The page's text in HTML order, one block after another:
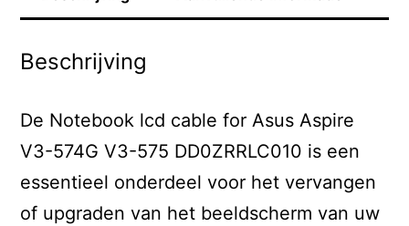
Beschrijving
De Notebook lcd cable for Asus Aspire
V3-574G V3-575 DD0ZRRLC010 is een
essentieel onderdeel voor het vervangen
of upgraden van het beeldscherm van uw